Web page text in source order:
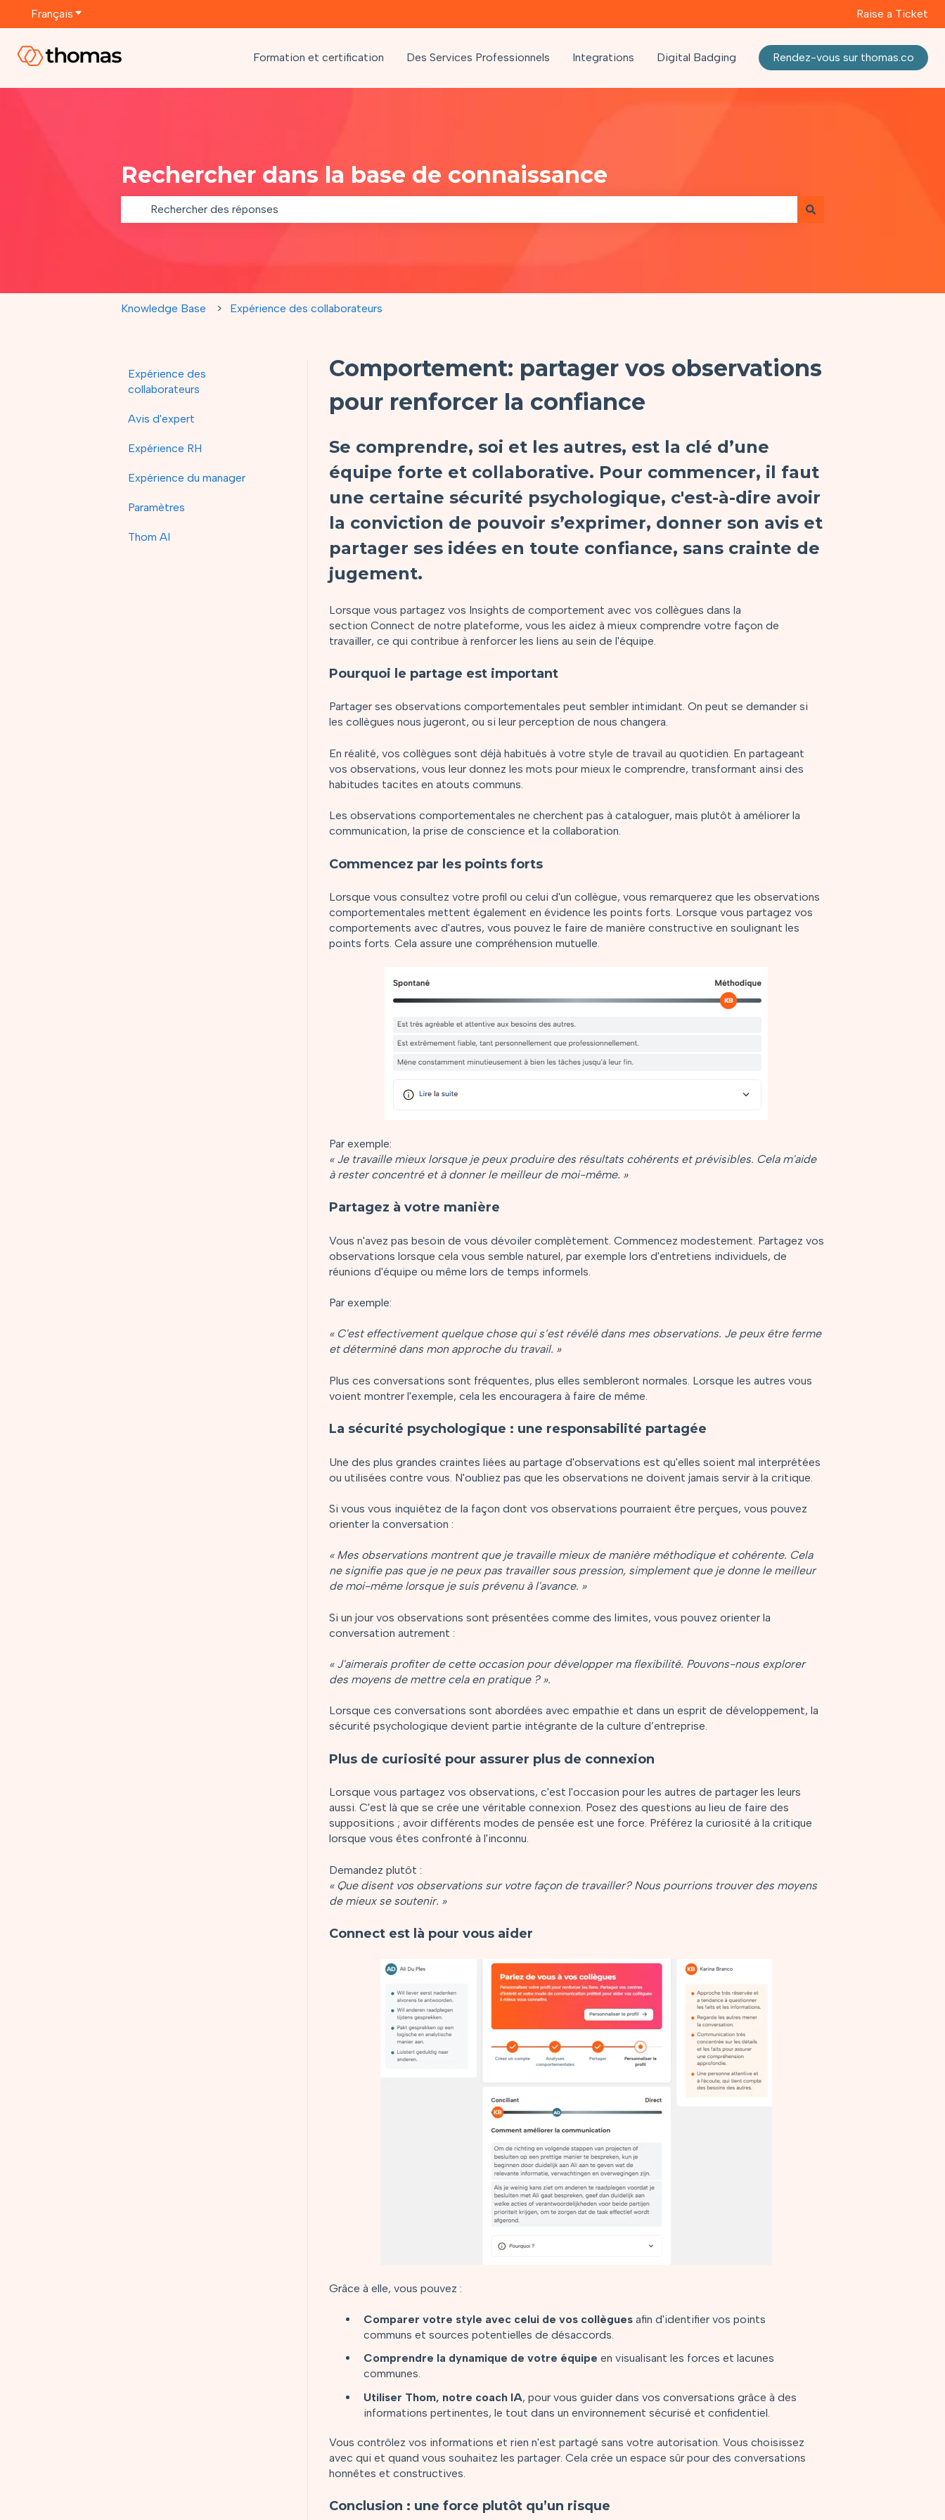
Français Afficher le sous-menu pour les traductions Raise a Ticket
Formation et certification Des Services Professionnels Integrations Digital Badging Rendez-vous sur thomas.co
Rechercher dans la base de connaissance
Knowledge Base Expérience des collaborateurs
Comportement: partager vos observations
pour renforcer la confiance
Se comprendre, soi et les autres, est la clé d’une
équipe forte et collaborative. Pour commencer, il faut
une certaine sécurité psychologique, c'est-à-dire avoir
la conviction de pouvoir s’exprimer, donner son avis et
partager ses idées en toute confiance, sans crainte de
jugement.
Lorsque vous partagez vos Insights de comportement avec vos collègues dans la
section Connect de notre plateforme, vous les aidez à mieux comprendre votre façon de
travailler, ce qui contribue à renforcer les liens au sein de l'équipe.
Pourquoi le partage est important
Partager ses observations comportementales peut sembler intimidant. On peut se demander si
les collègues nous jugeront, ou si leur perception de nous changera.
En réalité, vos collègues sont déjà habitués à votre style de travail au quotidien. En partageant
vos observations, vous leur donnez les mots pour mieux le comprendre, transformant ainsi des
habitudes tacites en atouts communs.
Les observations comportementales ne cherchent pas à cataloguer, mais plutôt à améliorer la
communication, la prise de conscience et la collaboration.
Commencez par les points forts
Lorsque vous consultez votre profil ou celui d'un collègue, vous remarquerez que les observations
comportementales mettent également en évidence les points forts. Lorsque vous partagez vos
comportements avec d'autres, vous pouvez le faire de manière constructive en soulignant les
points forts. Cela assure une compréhension mutuelle.
Par exemple:
« Je travaille mieux lorsque je peux produire des résultats cohérents et prévisibles. Cela m'aide
à rester concentré et à donner le meilleur de moi-même. »
Partagez à votre manière
Vous n'avez pas besoin de vous dévoiler complètement. Commencez modestement. Partagez vos
observations lorsque cela vous semble naturel, par exemple lors d'entretiens individuels, de
réunions d'équipe ou même lors de temps informels.
Par exemple:
« C'est effectivement quelque chose qui s’est révélé dans mes observations. Je peux être ferme
et déterminé dans mon approche du travail. »
Plus ces conversations sont fréquentes, plus elles sembleront normales. Lorsque les autres vous
voient montrer l'exemple, cela les encouragera à faire de même.
La sécurité psychologique : une responsabilité partagée
Une des plus grandes craintes liées au partage d'observations est qu'elles soient mal interprétées
ou utilisées contre vous. N'oubliez pas que les observations ne doivent jamais servir à la critique.
Si vous vous inquiétez de la façon dont vos observations pourraient être perçues, vous pouvez
orienter la conversation :
« Mes observations montrent que je travaille mieux de manière méthodique et cohérente. Cela
ne signifie pas que je ne peux pas travailler sous pression, simplement que je donne le meilleur
de moi-même lorsque je suis prévenu à l'avance. »
Si un jour vos observations sont présentées comme des limites, vous pouvez orienter la
conversation autrement :
« J'aimerais profiter de cette occasion pour développer ma flexibilité. Pouvons-nous explorer
des moyens de mettre cela en pratique ? ».
Lorsque ces conversations sont abordées avec empathie et dans un esprit de développement, la
sécurité psychologique devient partie intégrante de la culture d’entreprise.
Plus de curiosité pour assurer plus de connexion
Lorsque vous partagez vos observations, c'est l'occasion pour les autres de partager les leurs
aussi. C'est là que se crée une véritable connexion. Posez des questions au lieu de faire des
suppositions ; avoir différents modes de pensée est une force. Préférez la curiosité à la critique
lorsque vous êtes confronté à l'inconnu.
Demandez plutôt :
« Que disent vos observations sur votre façon de travailler? Nous pourrions trouver des moyens
de mieux se soutenir. »
Connect est là pour vous aider
Grâce à elle, vous pouvez :
Comparer votre style avec celui de vos collèguesafin d'identifier vos points
communs et sources potentielles de désaccords.
Comprendre la dynamique de votre équipe en visualisant les forces et lacunes
communes.
Utiliser Thom, notre coach IA, pour vous guider dans vos conversations grâce à des
informations pertinentes, le tout dans un environnement sécurisé et confidentiel.
Vous contrôlez vos informations et rien n'est partagé sans votre autorisation. Vous choisissez
avec qui et quand vous souhaitez les partager. Cela crée un espace sûr pour des conversations
honnêtes et constructives.
Conclusion : une force plutôt qu’un risque
Expérience des
collaborateurs
Avis d'expert
Expérience RH
Expérience du manager
Paramètres
Thom AI